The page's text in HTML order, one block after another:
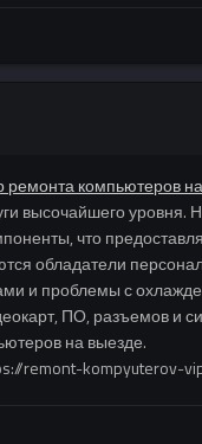
ремонта компьютеров
высочайшего
что
обладатели
и проблемы с
ПО, разъемов и
на выезде.
remont-kompyuterov-